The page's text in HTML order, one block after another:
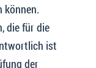
können.
die für die
ist
der